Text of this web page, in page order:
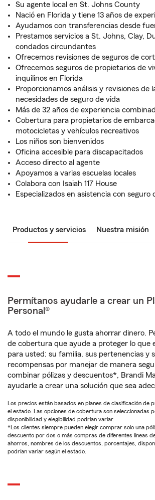
Su agente local en St. Johns County
Nació en Florida y tiene 13 años de
Ayudamos con transferencias desde
Prestamos servicios a St. Johns, Clay,
condados circundantes
Ofrecemos revisiones de seguros de
Ofrecemos seguros de propietarios de
inquilinos en Florida
Proporcionamos análisis y revisiones de
necesidades de seguro de vida
Más de 32 años de experiencia
Cobertura para propietarios de
motocicletas y vehículos recreativos
Los niños son bienvenidos
Oficina accesible para discapacitados
Acceso directo al agente
Apoyamos a varias escuelas locales
Colabora con Isaiah 117 House
Especializados en asistencia con seguro
Productos y servicios Nuestra misión
Permítanos ayudarle a crear un
Personal®
A todo el mundo le gusta ahorrar dinero.
de cobertura que ayude a proteger lo que
para usted: su familia, sus pertenencias y
recompensas por manejar de manera
combinar pólizas y descuentos*, Brandi
ayudarle a crear una solución que sea
Los precios están basados en planes de clasificación de
el estado. Las opciones de cobertura son seleccionadas
disponibilidad y elegibilidad podrían variar.
*Los clientes siempre pueden elegir comprar solo una
descuento por dos o más compras de diferentes líneas
ahorros, nombres de los descuentos, porcentajes,
podrían variar según el estado.